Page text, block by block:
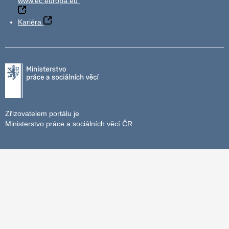
Kariéra
Zřizovatelem portálu je
Ministerstvo práce a sociálních věcí ČR